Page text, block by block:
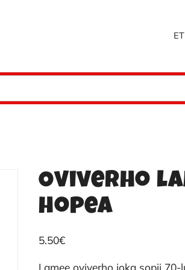
Oviverho
hopea
5.50€
Lamee oviverho joka sopii